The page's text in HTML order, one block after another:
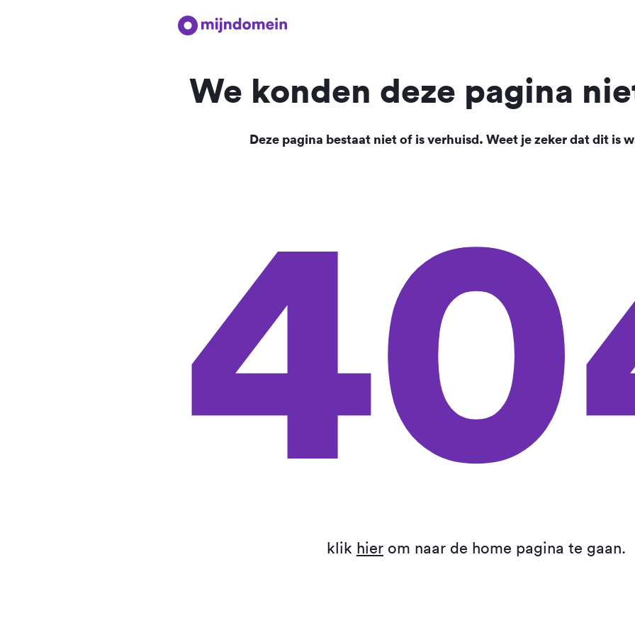
We konden deze pagina
Deze pagina bestaat niet of is verhuisd. Weet je zeker dat dit is
klik hier om naar de home pagina te gaan.